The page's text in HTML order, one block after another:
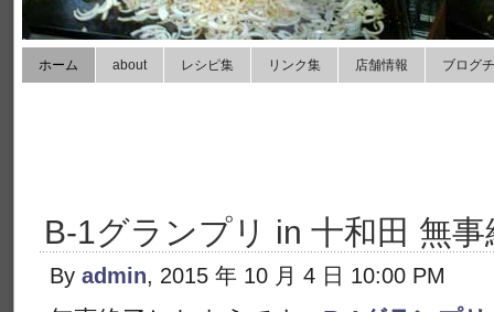
ホーム about レシピ集 リンク集 店舗情報 ブログ
B-1グランプリ in 十和田 無事
By admin, 2015 年 10 月 4 日 10:00 PM